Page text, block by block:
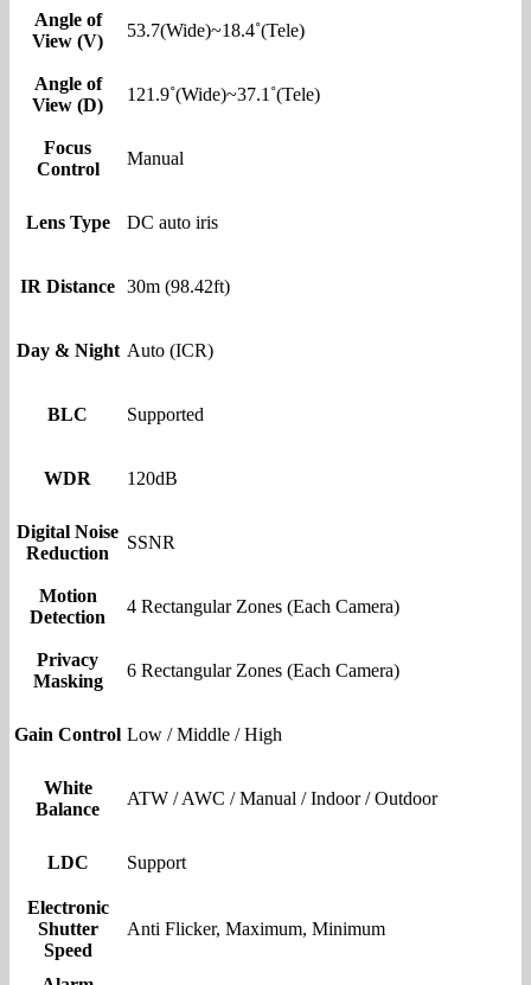
Angle of
View (V)
53.7(Wide)~18.4˚(Tele)
Angle of
View (D)
121.9˚(Wide)~37.1˚(Tele)
Focus
Control
Manual
Lens Type DC auto iris
IR Distance 30m (98.42ft)
Day & Night Auto (ICR)
BLC Supported
WDR 120dB
Digital Noise
Reduction
SSNR
Motion
Detection
4 Rectangular Zones (Each Camera)
Privacy
Masking
6 Rectangular Zones (Each Camera)
Gain Control Low / Middle / High
White
Balance
ATW / AWC / Manual / Indoor / Outdoor
LDC Support
Electronic
Shutter
Speed
Anti Flicker, Maximum, Minimum